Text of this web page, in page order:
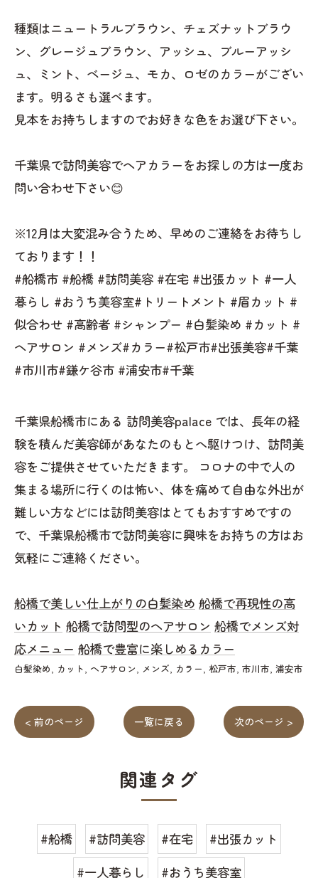
種類はニュートラルブラウン、チェズナットブラウ
ン、グレージュブラウン、アッシュ、ブルーアッシ
ュ、ミント、ベージュ、モカ、ロゼのカラーがござい
ます。明るさも選べます。
見本をお持ちしますのでお好きな色をお選び下さい。
千葉県で訪問美容でヘアカラーをお探しの方は一度お
問い合わせ下さい😊
※12月は大変混み合うため、早めのご連絡をお待ちし
ております！！
#船橋市 #船橋 #訪問美容 #在宅 #出張カット #一人
暮らし #おうち美容室#トリートメント #眉カット #
似合わせ #高齢者 #シャンプー #白髪染め #カット #
ヘアサロン #メンズ#カラー#松戸市#出張美容#千葉
#市川市#鎌ケ谷市 #浦安市#千葉
千葉県船橋市にある 訪問美容palace では、長年の経
験を積んだ美容師があなたのもとへ駆けつけ、訪問美
容をご提供させていただきます。 コロナの中で人の
集まる場所に行くのは怖い、体を痛めて自由な外出が
難しい方などには訪問美容はとてもおすすめですの
で、千葉県船橋市で訪問美容に興味をお持ちの方はお
気軽にご連絡ください。
船橋で美しい仕上がりの白髪染め 船橋で再現性の高
いカット 船橋で訪問型のヘアサロン 船橋でメンズ対
応メニュー 船橋で豊富に楽しめるカラー
白髪染め カット ヘアサロン メンズ カラー 松戸市 市川市 浦安市
< 前のページ 一覧に戻る 次のページ >
関連タグ
#船橋 #訪問美容 #在宅
#出張カット
#一人暮らし
#おうち美容室